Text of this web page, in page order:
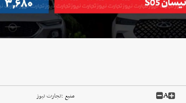
A منبع :تجارت نیوز